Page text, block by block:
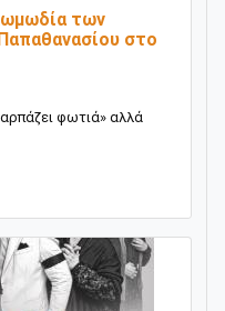
των
στο
φωτιά» αλλά